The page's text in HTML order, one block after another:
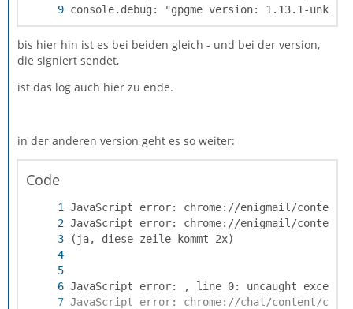
console.debug: "gpgme version: 1.13.1-
bis hier hin ist es bei beiden gleich - und bei der version,
die signiert sendet,
ist das log auch hier zu ende.
in der anderen version geht es so weiter:
Code